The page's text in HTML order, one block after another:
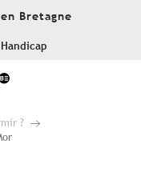
Bretagne
Handicap
?